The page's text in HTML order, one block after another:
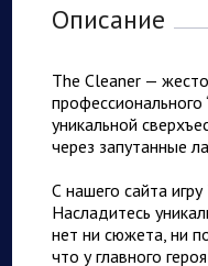
Описание
The Cleaner —
уникальной
через запутанные
С нашего сайта
Насладитесь
нет ни сюжета, ни
что у главного